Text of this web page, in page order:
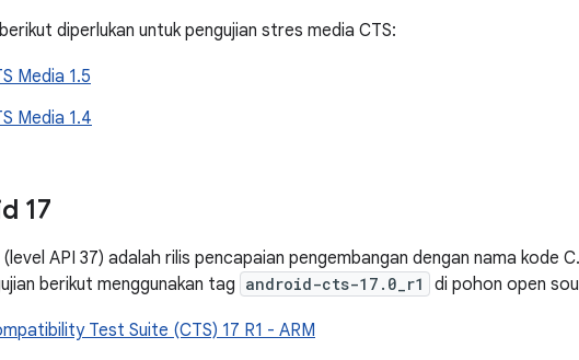
diperlukan untuk pengujian stres media CTS:
Media 1.5
Media 1.4
17
API 37) adalah rilis pencapaian pengembangan dengan nama kode
berikut menggunakan tag android-cts-17.0_r1 di pohon open
Test Suite (CTS) 17 R1 - ARM